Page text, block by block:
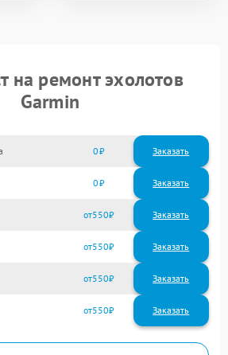
на ремонт эхолотов
Garmin
0 Заказать
0 Заказать
550
550
550
550